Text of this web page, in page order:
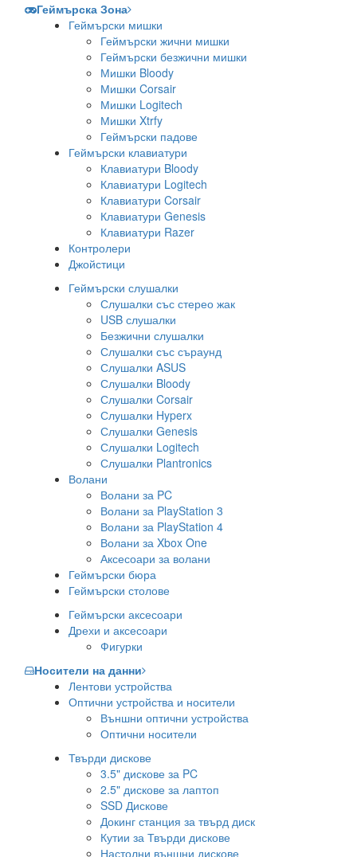
Геймърска Зона
Геймърски мишки
Геймърски жични мишки
Геймърски безжични мишки
Мишки Bloody
Мишки Corsair
Мишки Logitech
Мишки Xtrfy
Геймърски падове
Геймърски клавиатури
Клавиатури Bloody
Клавиатури Logitech
Клавиатури Corsair
Клавиатури Genesis
Клавиатури Razer
Контролери
Джойстици
Геймърски слушалки
Слушалки със стерео жак
USB слушалки
Безжични слушалки
Слушалки със съраунд
Слушалки ASUS
Слушалки Bloody
Слушалки Corsair
Слушалки Hyperx
Слушалки Genesis
Слушалки Logitech
Слушалки Plantronics
Волани
Волани за PC
Волани за PlayStation 3
Волани за PlayStation 4
Волани за Xbox One
Аксесоари за волани
Геймърски бюра
Геймърски столове
Геймърски аксесоари
Дрехи и аксесоари
Фигурки
Носители на данни
Лентови устройства
Оптични устройства и носители
Външни оптични устройства
Оптични носители
Твърди дискове
3.5" дискове за PC
2.5" дискове за лаптоп
SSD Дискове
Докинг станция за твърд диск
Кутии за Твърди дискове
Настолни външни дискове